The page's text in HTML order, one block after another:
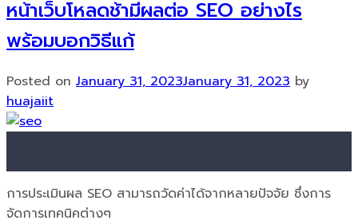
หน้าเว็บโหลดช้ามีผลต่อ SEO อย่างไร
พร้อมบอกวิธีแก้
Posted on January 31, 2023January 31, 2023 by
huajaiit
การประเมินผล SEO สามารถวัดค่าได้จากหลายปัจจัย ซึ่งการ
จัดการเทคนิคต่างๆ